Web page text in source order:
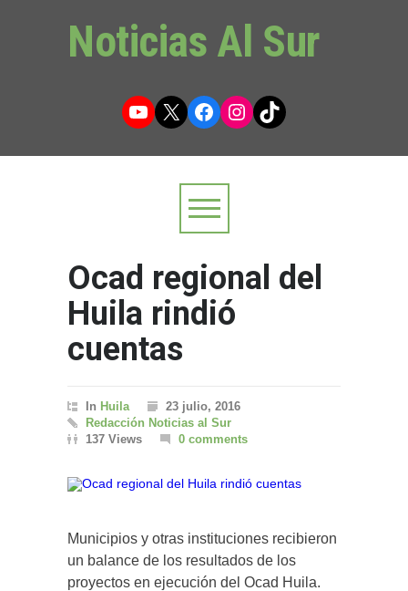
Noticias Al Sur
YouTube
X Facebook
Instagram
TikTok
Ocad regional del
Huila rindió
cuentas
In Huila
23 julio, 2016
Redacción Noticias al Sur
137 Views
0 comments
Municipios y otras instituciones recibieron
un balance de los resultados de los
proyectos en ejecución del Ocad Huila.